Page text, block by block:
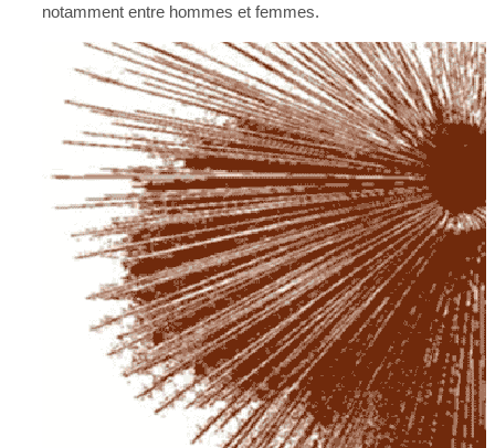
notamment entre hommes et femmes.